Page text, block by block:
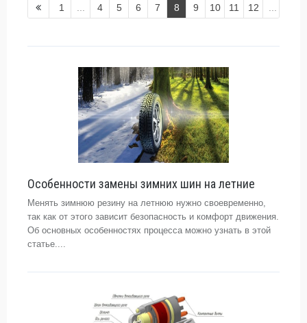
1 4 5 6 7 8 9 10 11 12
Особенности замены зимних шин на летние
Менять зимнюю резину на летнюю нужно своевременно,
так как от этого зависит безопасность и комфорт движения.
Об основных особенностях процесса можно узнать в этой
статье....